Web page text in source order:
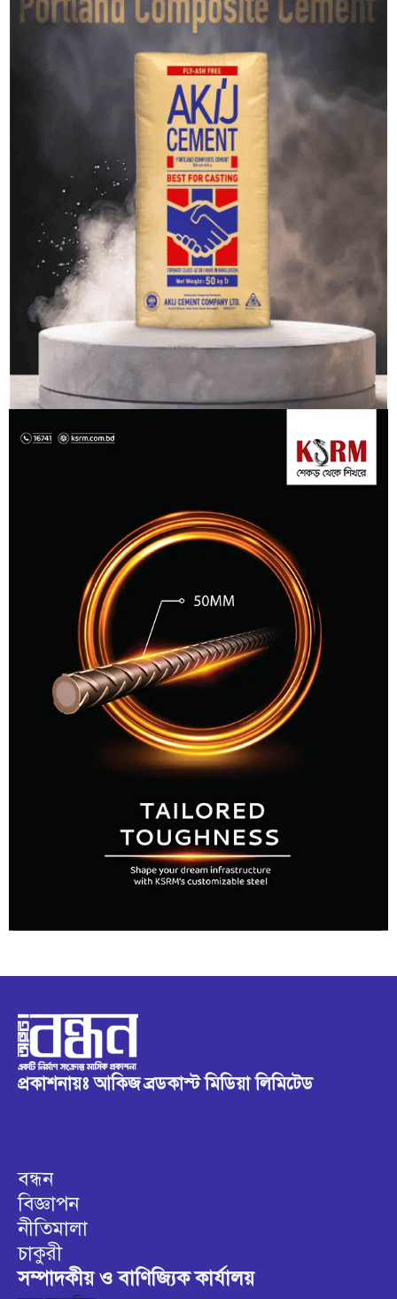
প্রকাশনায়ঃ আকিজ ব্রডকাস্ট মিডিয়া লিমিটেড
বন্ধন
বিজ্ঞাপন
নীতিমালা
চাকুরী
সম্পাদকীয় ও বাণিজ্যিক কার্যালয়